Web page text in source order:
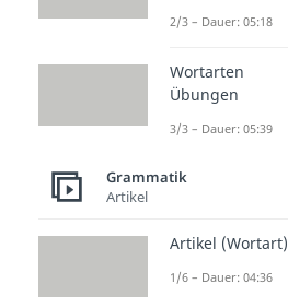
2/3 – Dauer: 05:18
Wortarten
Übungen
3/3 – Dauer: 05:39
Grammatik
Artikel
Artikel (Wortart)
1/6 – Dauer: 04:36